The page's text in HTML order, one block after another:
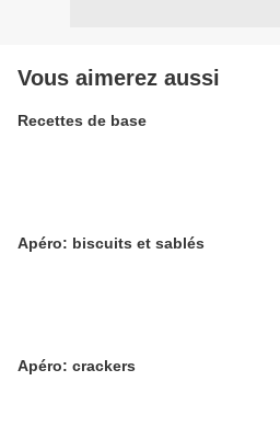
Vous aimerez aussi
Recettes de base
Apéro: biscuits et sablés
Apéro: crackers